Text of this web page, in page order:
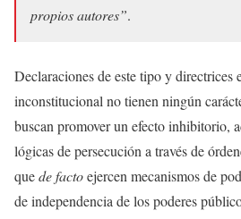
propios autores”.
Declaraciones de este tipo y directrices
inconstitucional no tienen ningún
buscan promover un efecto inhibitorio,
lógicas de persecución a través de
quede factoejercen mecanismos de
de independencia de los poderes